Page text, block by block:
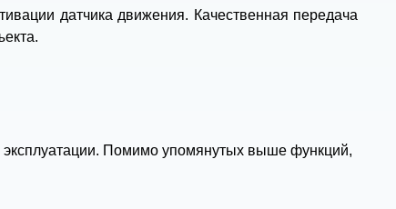
датчика движения. Качественная передача
эксплуатации. Помимо упомянутых выше функций,